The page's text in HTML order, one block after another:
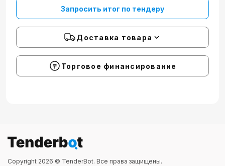
Запросить итог по тендеру
Доставка товара
Торговое финансирование
Copyright 2026 © TenderBot. Все права защищены.